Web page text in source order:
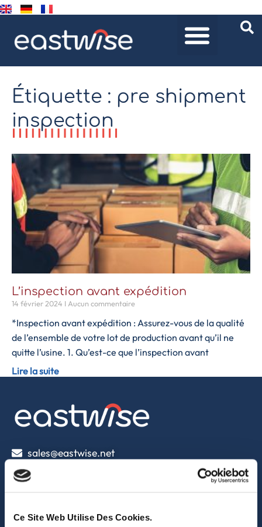
Ce Site Web Utilise Des Cookies.
Étiquette : pre shipment
inspection
L’inspection avant expédition
14 février 2024 Aucun commentaire
*Inspection avant expédition : Assurez-vous de la qualité
de l’ensemble de votre lot de production avant qu’il ne
quitte l’usine. 1. Qu’est-ce que l’inspection avant
Lire la suite
sales@eastwise.net
(+852) 3621 0156
308, Des Voeux Road, Hong Kong